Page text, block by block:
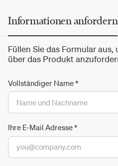
Informationen anfordern
Füllen Sie das Formular
über das Produkt
Vollständiger Name*
Ihre E-Mail Adresse*